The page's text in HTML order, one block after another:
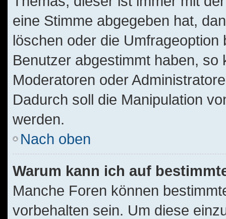
eine Stimme abgegeben hat,
löschen oder die
Benutzer abgestimmt haben,
Moderatoren oder
Dadurch soll die Manipulation
werden.
Nach oben
Warum kann ich auf
Manche Foren können
vorbehalten sein. Um diese